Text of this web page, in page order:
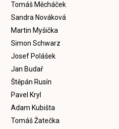
Tomáš Měcháček
Sandra Nováková
Martin Myšička
Simon Schwarz
Josef Polášek
Jan Budař
Štěpán Rusín
Pavel Kryl
Adam Kubišta
Tomáš Žatečka